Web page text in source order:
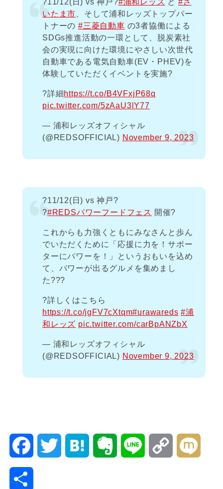
?11/12(日) vs 神戸?#浦和レッズ と#さ
いたま市 、そして浦和レッズトップパー
トナーの #三菱自動車 の3者協働による
SDGs推進活動の一環として、脱炭素社
会の実現に向けた環境にやさしい次世代
自動車である電気自動車(EV・PHEV)を
体験していただくイベントを実施?
?詳細https://t.co/B4VFxjP68q
pic.twitter.com/5zAaU3lY77
— 浦和レッズオフィシャル
(@REDSOFFICIAL) November 9, 2023
?11/12(日) vs 神戸?
?#REDSパワーフードフェス 開催?
これからも力強くともにみなさんと歩ん
でいただくために「応援に力を！サポー
ターにパワーを！」というおもいを込め
て、パワーが出るグルメを集めまし
た???
?詳しくはこちら
https://t.co/jgFV7cXtqm#urawareds #浦
和レッズ pic.twitter.com/carBpANZbX
— 浦和レッズオフィシャル
(@REDSOFFICIAL) November 9, 2023